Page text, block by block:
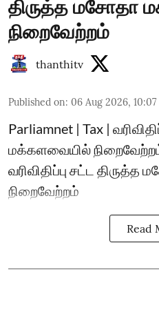
திருத்த மசோதா
நிறைவேற்றம்
thanthitv
Published on: 06 Aug 2026, 10:07
Parliamnet | Tax |
மக்களவையில்
வரிவிதிப்பு சட்ட
நிறைவேற்றம்
Read